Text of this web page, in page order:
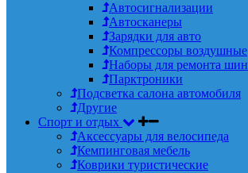
Автосигнализации
Автосканеры
Зарядки для авто
Компрессоры воздушные
Наборы для ремонта шин
Парктроники
Подсветка салона автомобиля
Другие
Спорт и отдых
Аксессуары для велосипеда
Кемпинговая мебель
Коврики туристические